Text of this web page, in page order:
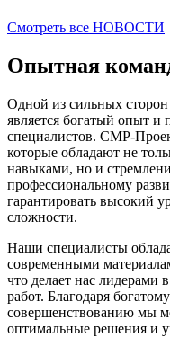
Смотреть все НОВОСТИ
Опытная
Одной из сильных
является богатый опыт
специалистов. СМР-
которые обладают не
навыками, но и
профессиональному
гарантировать высокий
сложности.
Наши специалисты
современными
что делает нас лидерами
работ. Благодаря
совершенствованию мы
оптимальные решения и